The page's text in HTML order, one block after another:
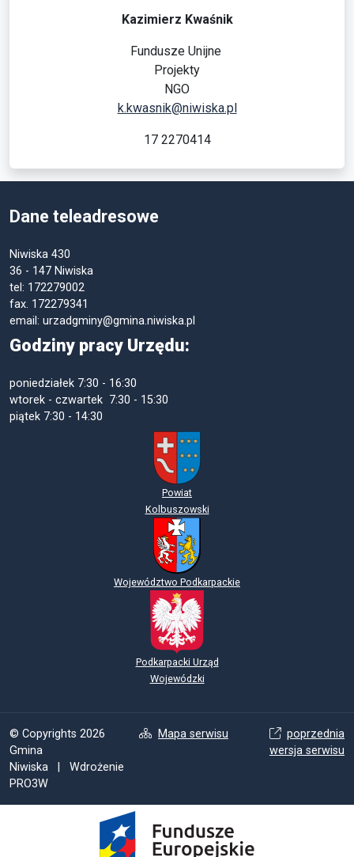
Kazimierz Kwaśnik
Fundusze Unijne
Projekty
NGO
k.kwasnik@niwiska.pl
17 2270414
Dane teleadresowe
Niwiska 430
36 - 147 Niwiska
tel: 172279002
fax. 172279341
email: urzadgminy@gmina.niwiska.pl
Godziny pracy Urzędu:
poniedziałek 7:30 - 16:30
wtorek - czwartek 7:30 - 15:30
piątek 7:30 - 14:30
Powiat
Kolbuszowski
Województwo Podkarpackie
Podkarpacki Urząd
Wojewódzki
© Copyrights 2026
Gmina
Niwiska | Wdrożenie
PRO3W
Mapa serwisu
poprzednia
wersja serwisu